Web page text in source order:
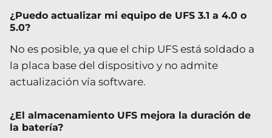
¿Puedo actualizar mi equipo de UFS 3.1 a 4.0 o
5.0?
No es posible, ya que el chip UFS está soldado a
la placa base del dispositivo y no admite
actualización vía software.
¿El almacenamiento UFS mejora la duración de
la batería?